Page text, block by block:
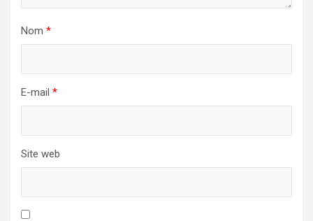
Nom *
E-mail *
Site web